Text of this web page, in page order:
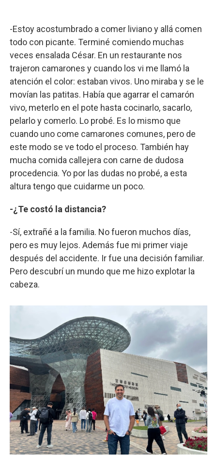
-Estoy acostumbrado a comer liviano y allá comen
todo con picante. Terminé comiendo muchas
veces ensalada César. En un restaurante nos
trajeron camarones y cuando los vi me llamó la
atención el color: estaban vivos. Uno miraba y se le
movían las patitas. Había que agarrar el camarón
vivo, meterlo en el pote hasta cocinarlo, sacarlo,
pelarlo y comerlo. Lo probé. Es lo mismo que
cuando uno come camarones comunes, pero de
este modo se ve todo el proceso. También hay
mucha comida callejera con carne de dudosa
procedencia. Yo por las dudas no probé, a esta
altura tengo que cuidarme un poco.
-¿Te costó la distancia?
-Sí, extrañé a la familia. No fueron muchos días,
pero es muy lejos. Además fue mi primer viaje
después del accidente. Ir fue una decisión familiar.
Pero descubrí un mundo que me hizo explotar la
cabeza.